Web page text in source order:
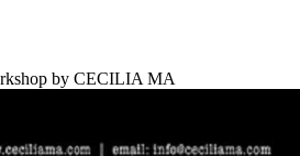
by CECILIA MA